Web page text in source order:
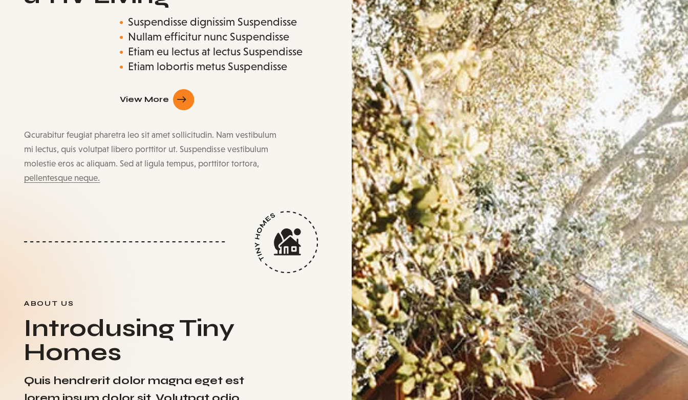
Suspendisse dignissim Suspendisse
Nullam efficitur nunc Suspendisse
Etiam eu lectus at lectus Suspendisse
Etiam lobortis metus Suspendisse
View More
Qcurabitur feugiat pharetra leo sit amet sollicitudin. Nam vestibulum
mi lectus, quis volutpat libero porttitor ut. Suspendisse vestibulum
molestie eros ac aliquam. Sed at ligula tempus, porttitor tortora,
pellentesque neque.
ABOUT US
Introdusing Tiny
Homes
Quis hendrerit dolor magna eget est